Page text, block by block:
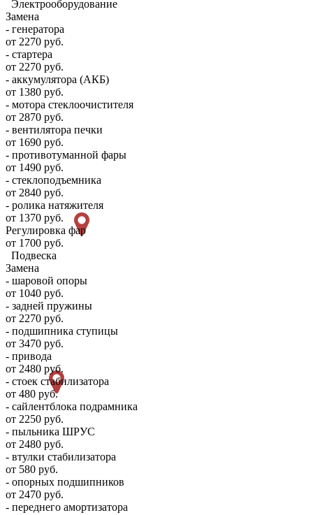
Электрооборудование
Замена
- генератора
от 2270 руб.
- стартера
от 2270 руб.
- аккумулятора (АКБ)
от 1380 руб.
- мотора стеклоочистителя
от 2870 руб.
- вентилятора печки
от 1690 руб.
- противотуманной фары
от 1490 руб.
- стеклоподъемника
от 2840 руб.
- ролика натяжителя
от 1370 руб.
Регулировка фар
от 1700 руб.
Подвеска
Замена
- шаровой опоры
от 1040 руб.
- задней пружины
от 2270 руб.
- подшипника ступицы
от 3470 руб.
- привода
от 2480 руб.
- стоек стабилизатора
от 480 руб.
- сайлентблока подрамника
от 2250 руб.
- пыльника ШРУС
от 2480 руб.
- втулки стабилизатора
от 580 руб.
- опорных подшипников
от 2470 руб.
- переднего амортизатора